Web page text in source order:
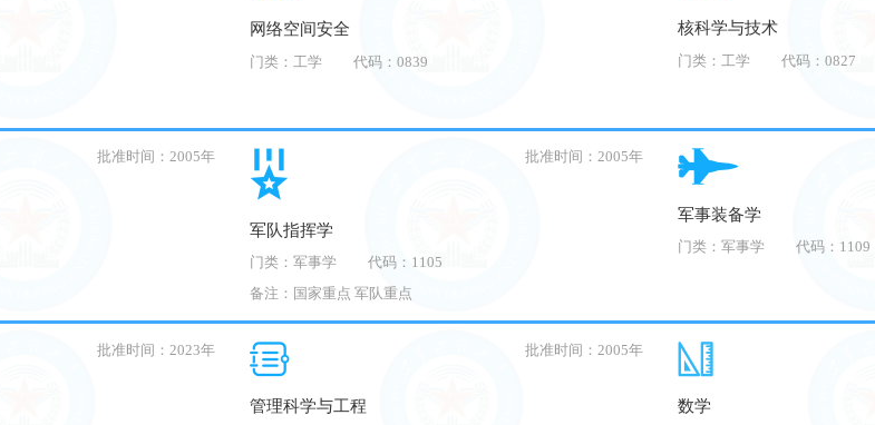
网络空间安全
门类：工学 代码：0839
核科学与技术
门类：工学 代码：0827
批准时间：2005年 批准时间：2005年
军队指挥学
门类：军事学
代码：1105
备注：国家重点 军队重点
军事装备学
门类：军事学 代码：1109
批准时间：2023年 批准时间：2005年
管理科学与工程 数学